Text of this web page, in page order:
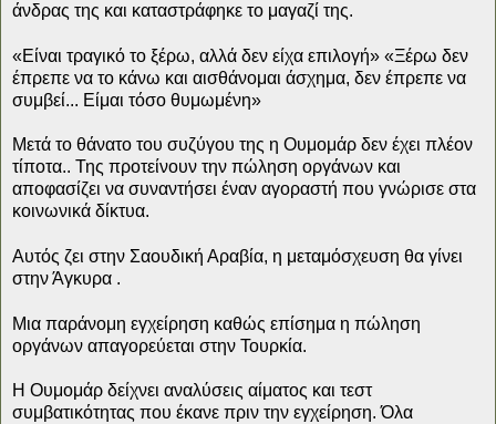
άνδρας της και καταστράφηκε το μαγαζί της.
«Είναι τραγικό το ξέρω, αλλά δεν είχα επιλογή» «Ξέρω δεν
έπρεπε να το κάνω και αισθάνομαι άσχημα, δεν έπρεπε να
συμβεί... Είμαι τόσο θυμωμένη»
Μετά το θάνατο του συζύγου της η Ουμομάρ δεν έχει πλέον
τίποτα.. Της προτείνουν την πώληση οργάνων και
αποφασίζει να συναντήσει έναν αγοραστή που γνώρισε στα
κοινωνικά δίκτυα.
Αυτός ζει στην Σαουδική Αραβία, η μεταμόσχευση θα γίνει
στην Άγκυρα .
Μια παράνομη εγχείρηση καθώς επίσημα η πώληση
οργάνων απαγορεύεται στην Τουρκία.
Η Ουμομάρ δείχνει αναλύσεις αίματος και τεστ
συμβατικότητας που έκανε πριν την εγχείρηση. Όλα